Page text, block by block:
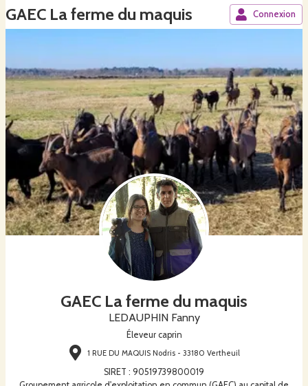
GAEC La ferme du maquis Connexion
GAEC La ferme du maquis
LEDAUPHIN Fanny
Éleveur caprin
1 RUE DU MAQUIS Nodris - 33180 Vertheuil
SIRET : 90519739800019